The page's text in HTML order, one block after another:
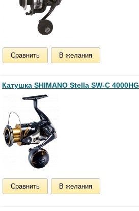
Сравнить В желания
Катушка SHIMANO Stella SW-C 4000HG
Сравнить В желания